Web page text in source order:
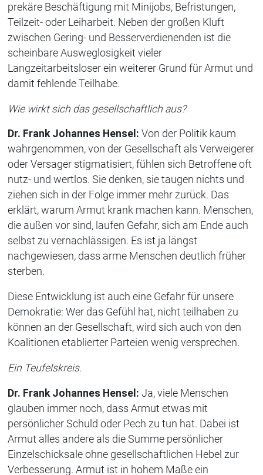
prekäre Beschäftigung mit Minijobs, Befristungen,
Teilzeit- oder Leiharbeit. Neben der großen Kluft
zwischen Gering- und Besserverdienenden ist die
scheinbare Ausweglosigkeit vieler
Langzeitarbeitsloser ein weiterer Grund für Armut und
damit fehlende Teilhabe.
Wie wirkt sich das gesellschaftlich aus?
Dr. Frank Johannes Hensel: Von der Politik kaum
wahrgenommen, von der Gesellschaft als Verweigerer
oder Versager stigmatisiert, fühlen sich Betroffene oft
nutz- und wertlos. Sie denken, sie taugen nichts und
ziehen sich in der Folge immer mehr zurück. Das
erklärt, warum Armut krank machen kann. Menschen,
die außen vor sind, laufen Gefahr, sich am Ende auch
selbst zu vernachlässigen. Es ist ja längst
nachgewiesen, dass arme Menschen deutlich früher
sterben.
Diese Entwicklung ist auch eine Gefahr für unsere
Demokratie: Wer das Gefühl hat, nicht teilhaben zu
können an der Gesellschaft, wird sich auch von den
Koalitionen etablierter Parteien wenig versprechen.
Ein Teufelskreis.
Dr. Frank Johannes Hensel: Ja, viele Menschen
glauben immer noch, dass Armut etwas mit
persönlicher Schuld oder Pech zu tun hat. Dabei ist
Armut alles andere als die Summe persönlicher
Einzelschicksale ohne gesellschaftlichen Hebel zur
Verbesserung. Armut ist in hohem Maße ein